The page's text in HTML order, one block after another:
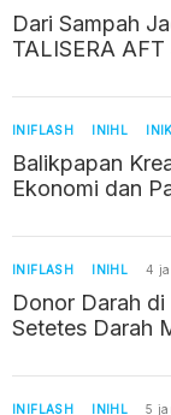
Dari Sampah
TALISERA
INIFLASH INIHL
Balikpapan
Ekonomi dan
INIFLASH INIHL 4
Donor Darah
Setetes Darah
INIFLASH INIHL 5